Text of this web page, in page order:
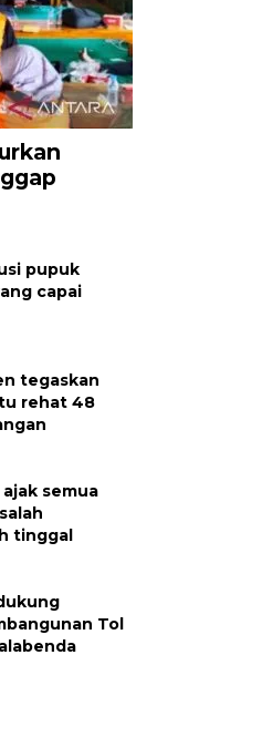
pupuk
capai
tegaskan
rehat 48
semua
tinggal
Tol